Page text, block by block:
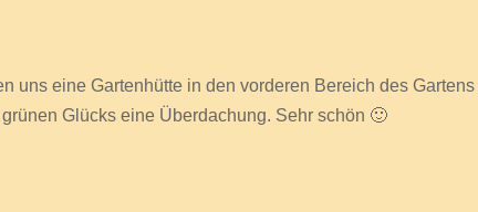
uns eine Gartenhütte in den vorderen Bereich des
Glücks eine Überdachung. Sehr schön 🙂